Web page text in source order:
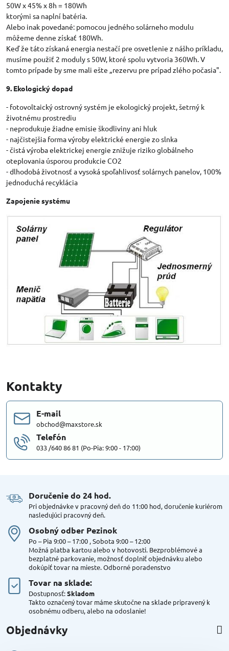
50W x 45% x 8h = 180Wh
ktorými sa naplní batéria.
Alebo inak povedané: pomocou jedného solárneho modulu
môžeme denne získať 180Wh.
Keď že táto získaná energia nestačí pre osvetlenie z nášho príkladu,
musíme použiť 2 moduly s 50W, ktoré spolu vytvoria 360Wh. V
tomto prípade by sme mali ešte „rezervu pre prípad zlého počasia".
9. Ekologický dopad
- fotovoltaický ostrovný systém je ekologický projekt, šetrný k
životnému prostrediu
- neprodukuje žiadne emisie škodliviny ani hluk
- najčistejšia forma výroby elektrické energie zo slnka
- čistá výroba elektrickej energie znižuje riziko globálneho
oteplovania úsporou produkcie CO2
- dlhodobá životnosť a vysoká spoľahlivosť solárnych panelov, 100%
jednoduchá recyklácia
Zapojenie systému
Kontakty
E-mail
obchod@maxstore.sk
Telefón
033 /640 86 81 (Po-Pia: 9:00 - 17:00)
Doručenie do 24 hod​.
Pri objednávke v pracovný deň do 11:00 hod, doručenie kuriérom
nasledujúci pracovný deň.
Osobný odber Pezinok
Po – Pia 9:00 – 17:00 , Sobota 9:00 – 12:00
Možná platba kartou alebo v hotovosti. Bezproblémové a
bezplatné parkovanie, možnosť doplniť objednávku alebo
dokúpiť tovar na mieste. Odborné poradenstvo
Tovar na sklade:
Dostupnosť:Skladom
Takto označený tovar máme skutočne na sklade pripravený k
osobnému odberu, alebo na odoslanie!
Objednávky